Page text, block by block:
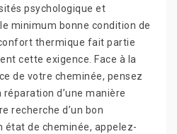
psychologique et
minimum bonne condition de
thermique fait partie
cette exigence. Face à la
de votre cheminée, pensez
d’une manière
recherche d’un bon
état de cheminée, appelez-